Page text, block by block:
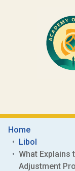
Home
Libol
What Explains
Adjustment